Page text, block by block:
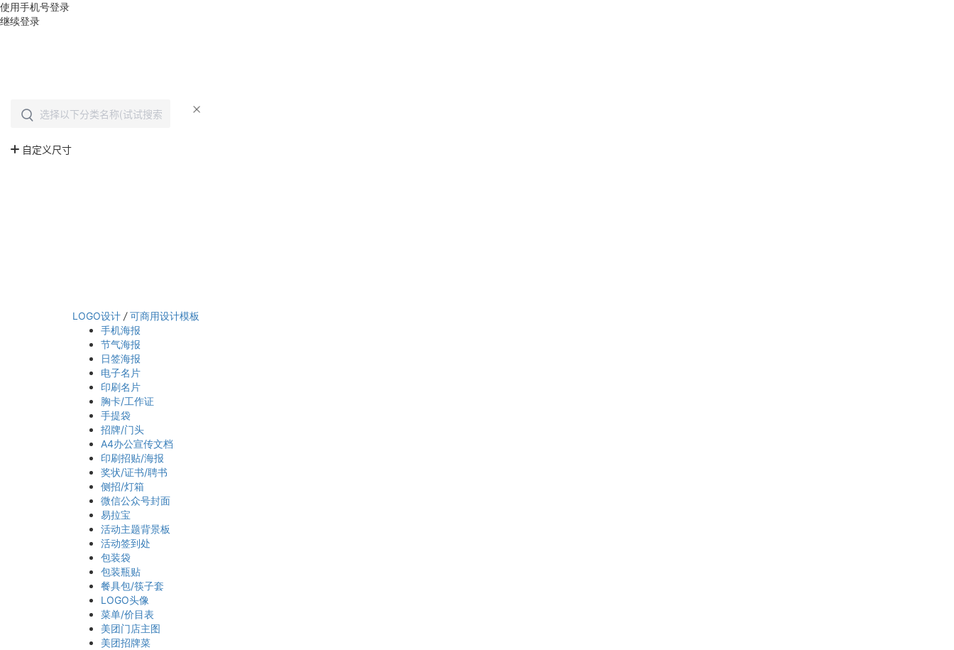
使用手机号登录
继续登录
LOGO设计 / 可商用设计模板
手机海报
节气海报
日签海报
电子名片
印刷名片
胸卡/工作证
手提袋
招牌/门头
A4办公宣传文档
印刷招贴/海报
奖状/证书/聘书
侧招/灯箱
微信公众号封面
易拉宝
活动主题背景板
活动签到处
包装袋
包装瓶贴
餐具包/筷子套
LOGO头像
菜单/价目表
美团门店主图
美团招牌菜